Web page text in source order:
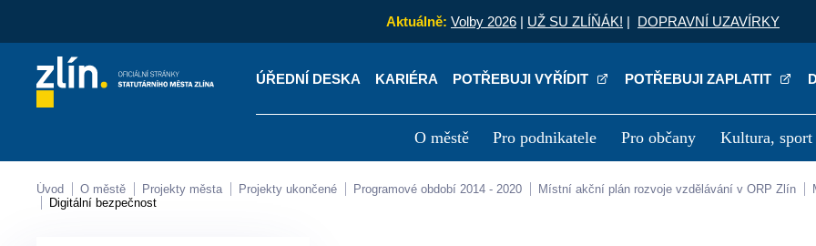
Aktuálně: Volby 2026 | UŽ SU ZLÍŇÁK! | DOPRAVNÍ UZAVÍRKY
ÚŘEDNÍ DESKA KARIÉRA POTŘEBUJI VYŘÍDIT POTŘEBUJI ZAPLATIT
O městě Pro podnikatele Pro občany Kultura, sport
Kontakty Úřední deska Kariéra
Úvod O městě Projekty města Projekty ukončené Programové období 2014 - 2020 Místní akční plán rozvoje vzdělávání v ORP Zlín
Digitální bezpečnost